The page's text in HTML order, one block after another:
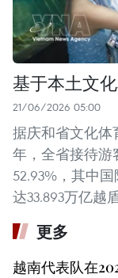
基于本土文
21/06/2026 05:00
据庆和省文化体
年，全省接待游
52.93%，其中
达33.893万亿越盾
更多
越南代表队在